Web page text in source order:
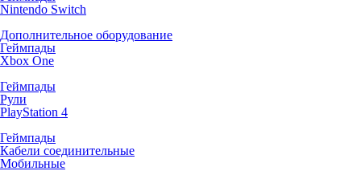
Nintendo Switch
Дополнительное оборудование
Геймпады
Xbox One
Геймпады
Рули
PlayStation 4
Геймпады
Кабели соединительные
Мобильные